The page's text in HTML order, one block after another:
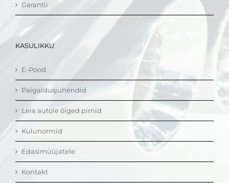
Garantii
KASULIKKU
E-Pood
Paigaldusjuhendid
Leia autole õiged pirnid
Kulunormid
Edasimüüjatele
Kontakt